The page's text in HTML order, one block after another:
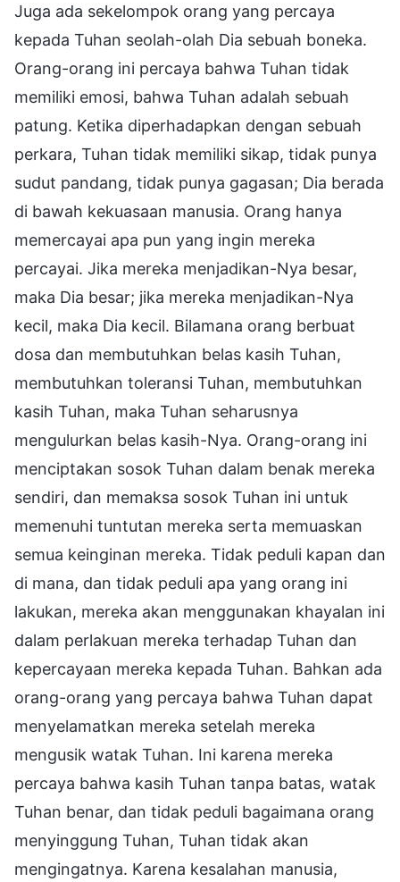
Juga ada sekelompok orang yang percaya
kepada Tuhan seolah-olah Dia sebuah boneka.
Orang-orang ini percaya bahwa Tuhan tidak
memiliki emosi, bahwa Tuhan adalah sebuah
patung. Ketika diperhadapkan dengan sebuah
perkara, Tuhan tidak memiliki sikap, tidak punya
sudut pandang, tidak punya gagasan; Dia berada
di bawah kekuasaan manusia. Orang hanya
memercayai apa pun yang ingin mereka
percayai. Jika mereka menjadikan-Nya besar,
maka Dia besar; jika mereka menjadikan-Nya
kecil, maka Dia kecil. Bilamana orang berbuat
dosa dan membutuhkan belas kasih Tuhan,
membutuhkan toleransi Tuhan, membutuhkan
kasih Tuhan, maka Tuhan seharusnya
mengulurkan belas kasih-Nya. Orang-orang ini
menciptakan sosok Tuhan dalam benak mereka
sendiri, dan memaksa sosok Tuhan ini untuk
memenuhi tuntutan mereka serta memuaskan
semua keinginan mereka. Tidak peduli kapan dan
di mana, dan tidak peduli apa yang orang ini
lakukan, mereka akan menggunakan khayalan ini
dalam perlakuan mereka terhadap Tuhan dan
kepercayaan mereka kepada Tuhan. Bahkan ada
orang-orang yang percaya bahwa Tuhan dapat
menyelamatkan mereka setelah mereka
mengusik watak Tuhan. Ini karena mereka
percaya bahwa kasih Tuhan tanpa batas, watak
Tuhan benar, dan tidak peduli bagaimana orang
menyinggung Tuhan, Tuhan tidak akan
mengingatnya. Karena kesalahan manusia,